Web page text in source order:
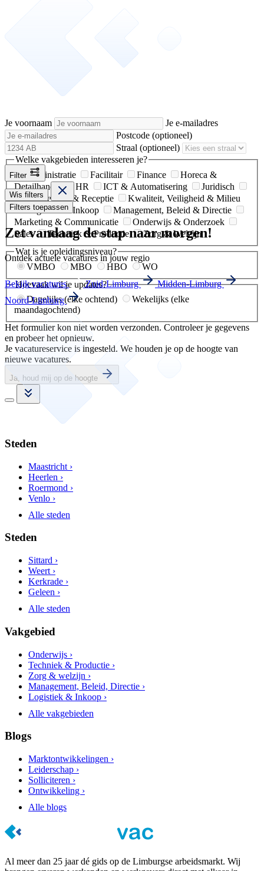
Je voornaam
Je e-mailadres
Postcode (optioneel)
Straal (optioneel)
Welke vakgebieden interesseren je?
Administratie
Facilitair Finance
Horeca &
Detailhandel
HR ICT & Automatisering
Juridisch
Klantenservice & Receptie
Kwaliteit, Veiligheid & Milieu
Logistiek & Inkoop
Management, Beleid & Directie
Marketing & Communicatie
Onderwijs & Onderzoek
Sales
Techniek & Productie
Zorg & Welzijn
Wat is je opleidingsniveau?
VMBO
MBO HBO
WO
Hoevaak wil je updates?
Dagelijks (elke ochtend)
Wekelijks (elke
maandagochtend)
Het formulier kon niet worden verzonden. Controleer je gegevens
en probeer het opnieuw.
Je vacatureservice is ingesteld. We houden je op de hoogte van
nieuwe vacatures.
Ja, houd mij op de hoogte
Filter
Wis filters
Filters toepassen
Zet vandaag de stap naar morgen!
Ontdek actuele vacatures in jouw regio
Bekijk vacatures Zuid-Limburg
Midden-Limburg
Noord-Limburg
Steden
Maastricht ›
Heerlen ›
Roermond ›
Venlo ›
Alle steden
Steden
Sittard ›
Weert ›
Kerkrade ›
Geleen ›
Alle steden
Vakgebied
Onderwijs ›
Techniek & Productie ›
Zorg & welzijn ›
Management, Beleid, Directie ›
Logistiek & Inkoop ›
Alle vakgebieden
Blogs
Marktontwikkelingen ›
Leiderschap ›
Solliciteren ›
Ontwikkeling ›
Alle blogs
Al meer dan 25 jaar dé gids op de Limburgse arbeidsmarkt. Wij